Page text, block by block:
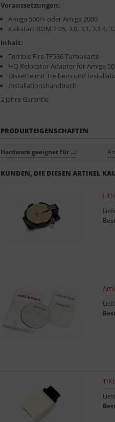
Voraussetzungen:
Amiga 500/+ oder Amiga 2000
Kickstart ROM 2.05, 3.0, 3.1, 3.1.4,
Inhalt:
Terrible Fire TF536 Turbokarte
HQ Relocator Adapter für Amiga
Diskette mit Treibern und
Installationshandbuch
2 Jahre Garantie
PRODUKTEIGENSCHAFTEN
Hardware geeignet für ...:
KUNDEN, DIE DIESEN ARTIKEL